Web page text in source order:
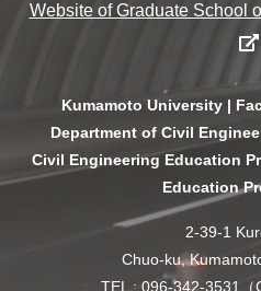
Website of Graduate School
Kumamoto University |
Department of Civil
Civil Engineering Education
Education
2-39-1
Chuo-ku,
TEL : 096-342-3531